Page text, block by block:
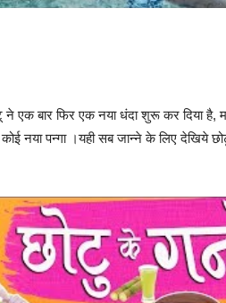
बार फिर एक नया धंदा शुरू कर दिया है,
नया पन्गा ।यही सब जान्ने के लिए देखिये